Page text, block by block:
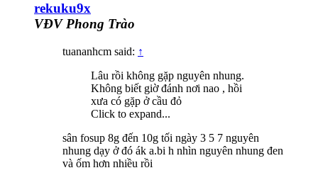
rekuku9x
VĐV Phong Trào
tuananhcm said: ↑
Lâu rồi không gặp nguyên nhung.
Không biết giờ đánh nơi nao , hồi
xưa có gặp ở cầu đỏ
Click to expand...
sân fosup 8g đến 10g tối ngày 3 5 7 nguyên
nhung dạy ở đó ák a.bi h nhìn nguyên nhung đen
và ốm hơn nhiều rồi